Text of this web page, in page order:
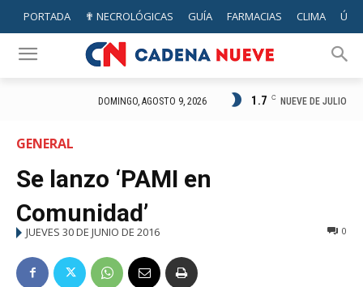
PORTADA ✟ NECROLÓGICAS GUÍA FARMACIAS CLIMA
DOMINGO, AGOSTO 9, 2026 1.7 C NUEVE DE JULIO
GENERAL
Se lanzo ‘PAMI en
Comunidad’
JUEVES 30 DE JUNIO DE 2016 0